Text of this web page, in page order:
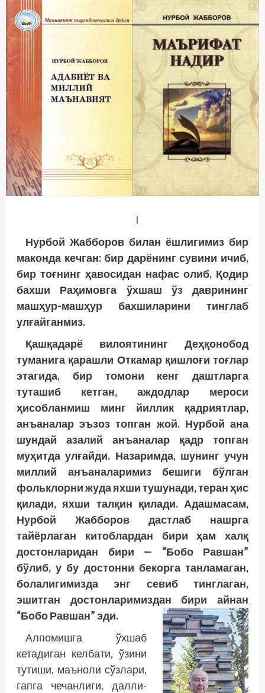
I
Нурбой Жабборов билан ёшлигимиз бир
маконда кечган: бир дарёнинг сувини ичиб,
бир тоғнинг ҳавосидан нафас олиб, Қодир
бахши Раҳимовга ўхшаш ўз даврининг
машҳур-машҳур бахшиларини тинглаб
улғайганмиз.
Қашқадарё вилоятининг Деҳқонобод
туманига қарашли Откамар қишлоғи тоғлар
этагида, бир томони кенг даштларга
туташиб кетган, аждодлар мероси
ҳисобланмиш минг йиллик қадриятлар,
анъаналар эъзоз топган жой. Нурбой ана
шундай азалий анъаналар қадр топган
муҳитда улғайди. Назаримда, шунинг учун
миллий анъаналаримиз бешиги бўлган
фольклорни жуда яхши тушунади, теран ҳис
қилади, яхши талқин қилади. Адашмасам,
Нурбой Жабборов дастлаб нашрга
тайёрлаган китоблардан бири ҳам халқ
достонларидан бири — “Бобо Равшан”
бўлиб, у бу достонни бекорга танламаган,
болалигимизда энг севиб тинглаган,
эшитган достонларимиздан бири айнан
“Бобо Равшан” эди.
Алпомишга ўхшаб
кетадиган келбати, ўзини
тутиши, маъноли сўзлари,
гапга чечанлиги, далли-